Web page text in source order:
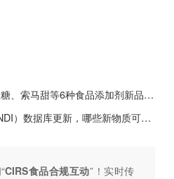
马甜等6种食品添加剂新品种公开征求意见
库更新，哪些新物质可以用于膳食补充剂？
CIRS食品合规互动”！ 实时传